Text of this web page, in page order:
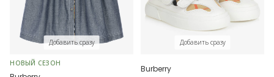
Добавить сразу
НОВЫЙ СЕЗОН
Добавить сразу
Burberry